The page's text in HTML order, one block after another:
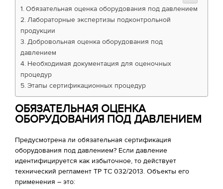
Обязательная оценка оборудования под давлением
Лабораторные экспертизы подконтрольной
продукции
Добровольная оценка оборудования под
давлением
Необходимая документация для оценочных
процедур
Этапы сертификационных процедур
ОБЯЗАТЕЛЬНАЯ ОЦЕНКА
ОБОРУДОВАНИЯ ПОД ДАВЛЕНИЕМ
Предусмотрена ли обязательная сертификация
оборудования под давлением? Если давление
идентифицируется как избыточное, то действует
технический регламент ТР ТС 032/2013. Объекты его
применения – это: